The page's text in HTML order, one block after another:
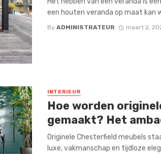
een houten veranda op maat kan
By ADMINISTRATEUR maart 2,
INTERIEUR
Hoe worden
gemaakt? Het
Originele Chesterfield meubels
luxe, vakmanschap en tijdloze